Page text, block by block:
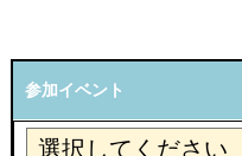
参加イベント